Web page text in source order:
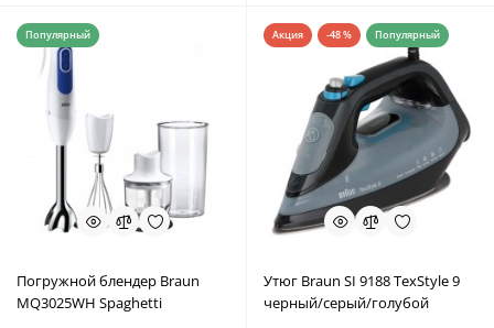
Популярный
Погружной блендер Braun
MQ3025WH Spaghetti
Акция -48 % Популярный
Утюг Braun SI 9188 TexStyle 9
черный/серый/голубой